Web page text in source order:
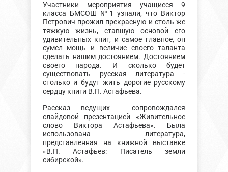
Участники мероприятия учащиеся 9
класса БМСОШ №1 узнали, что Виктор
Петрович прожил прекрасную и столь же
тяжкую жизнь, ставшую основой его
удивительных книг, и самое главное, он
сумел мощь и величие своего таланта
сделать нашим достоянием. Достоянием
своего народа. И сколько будет
существовать русская литература -
столько и будут жить дорогие русскому
сердцу книги В.П. Астафьева.
Рассказ ведущих сопровождался
слайдовой презентацией «Живительное
слово Виктора Астафьева». Была
использована литература,
представленная на книжной выставке
«В.П. Астафьев: Писатель земли
сибирской».